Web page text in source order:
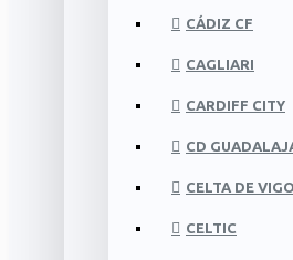
CÁDIZ CF
CAGLIARI
CARDIFF CITY
CD
CELTA DE VIGO
CELTIC